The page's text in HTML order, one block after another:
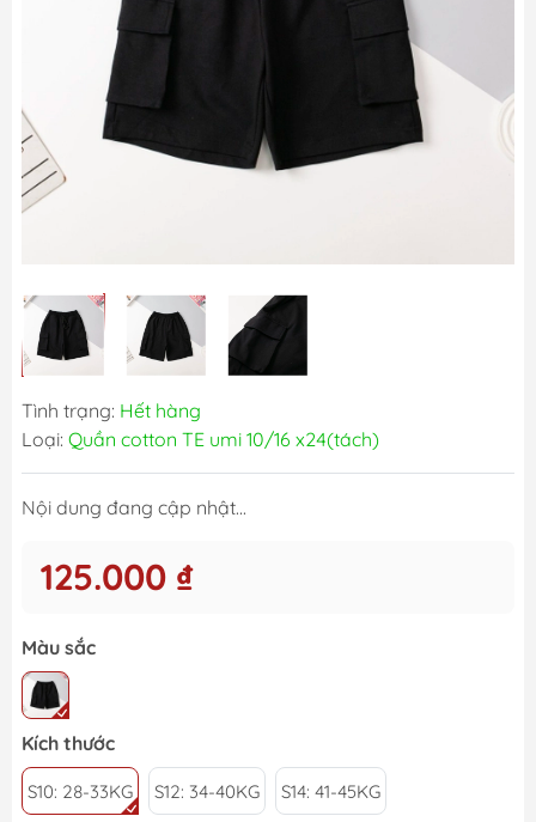
Tình trạng: Hết hàng
Loại: Quần cotton TE umi 10/16 x24(tách)
Nội dung đang cập nhật...
125.000 ₫
Màu sắc
Kích thước
S10: 28-33KG S12: 34-40KG S14: 41-45KG